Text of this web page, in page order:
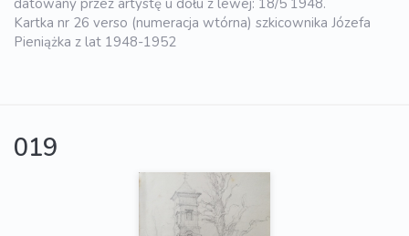
datowany przez artystę u dołu z lewej: 18/5 1948.
Kartka nr 26 verso (numeracja wtórna) szkicownika Józefa
Pieniążka z lat 1948-1952
019